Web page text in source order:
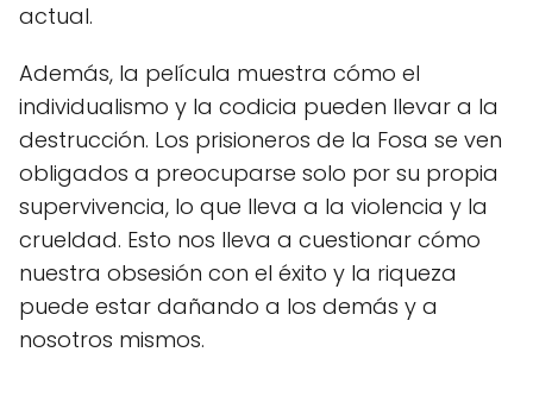
actual.
Además, la película muestra cómo el
individualismo y la codicia pueden llevar a la
destrucción. Los prisioneros de la Fosa se ven
obligados a preocuparse solo por su propia
supervivencia, lo que lleva a la violencia y la
crueldad. Esto nos lleva a cuestionar cómo
nuestra obsesión con el éxito y la riqueza
puede estar dañando a los demás y a
nosotros mismos.